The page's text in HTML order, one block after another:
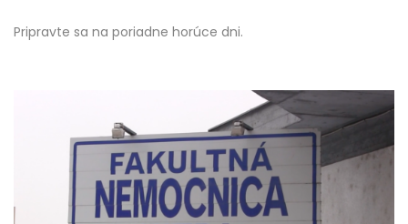
Pripravte sa na poriadne horúce dni.